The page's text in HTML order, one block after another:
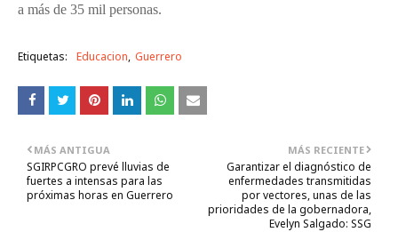
a más de 35 mil personas.
Etiquetas: Educacion Guerrero
MÁS RECIENTE
Garantizar el diagnóstico de
enfermedades transmitidas
por vectores, unas de las
prioridades de la gobernadora,
Evelyn Salgado: SSG
MÁS ANTIGUA
SGIRPCGRO prevé lluvias de
fuertes a intensas para las
próximas horas en Guerrero